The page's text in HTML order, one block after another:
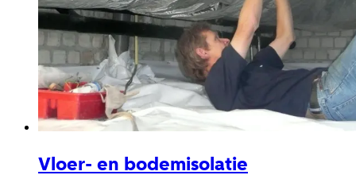
Vloer- en bodemisolatie